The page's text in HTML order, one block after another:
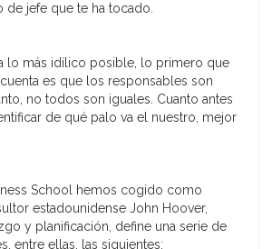
de jefe que te ha tocado.
lo más idílico posible, lo primero que
es que los responsables son
no todos son iguales. Cuanto antes
de qué palo va el nuestro, mejor
School hemos cogido como
estadounidense John Hoover,
y planificación, define una serie de
entre ellas, las siguientes: